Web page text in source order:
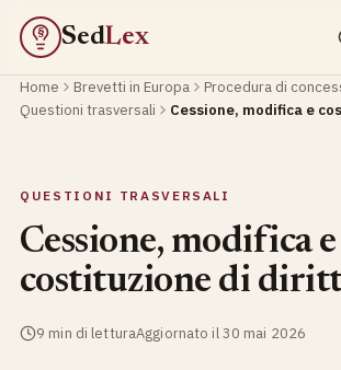
§ SedLex
Home Brevetti in Europa
Procedura di
Questioni trasversali
Cessione, modifica e
QUESTIONI TRASVERSALI
Cessione, modifica e
costituzione di
9 min di letturaAggiornato il 30 mai 2026